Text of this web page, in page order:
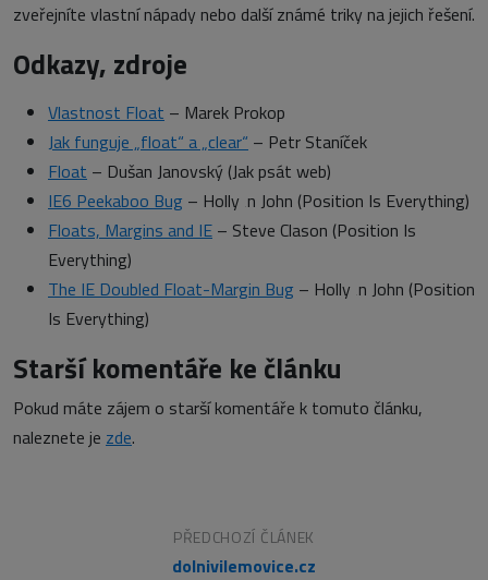
zveřejníte vlastní nápady nebo další známé triky na jejich řešení.
Odkazy, zdroje
Vlastnost Float – Marek Prokop
Jak funguje „float“ a „clear“ – Petr Staníček
Float – Dušan Janovský (Jak psát web)
IE6 Peekaboo Bug – Holly ‚n John (Position Is Everything)
Floats, Margins and IE – Steve Clason (Position Is
Everything)
The IE Doubled Float-Margin Bug – Holly ‚n John (Position
Is Everything)
Starší komentáře ke článku
Pokud máte zájem o starší komentáře k tomuto článku,
naleznete je zde.
PŘEDCHOZÍ ČLÁNEK
dolnivilemovice.cz